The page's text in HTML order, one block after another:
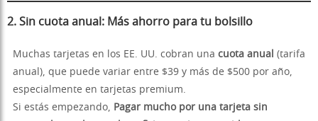
2. Sin cuota anual: Más ahorro para tu bolsillo
Muchas tarjetas en los EE. UU. cobran una cuota anual (tarifa
anual), que puede variar entre $39 y más de $500 por año,
especialmente en tarjetas premium.
Si estás empezando, Pagar mucho por una tarjeta sin